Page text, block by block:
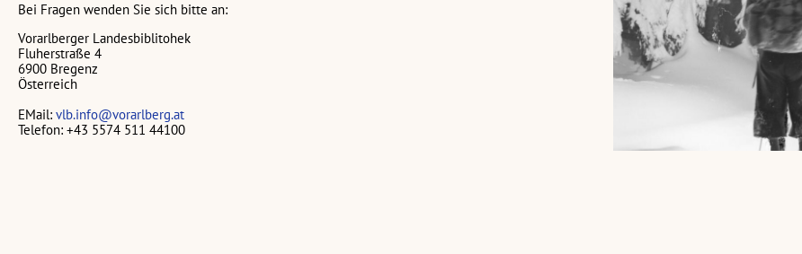
Bei Fragen wenden Sie sich bitte an:
Vorarlberger Landesbiblitohek
Fluherstraße 4
6900 Bregenz
Österreich
EMail: vlb.info@vorarlberg.at
Telefon: +43 5574 511 44100